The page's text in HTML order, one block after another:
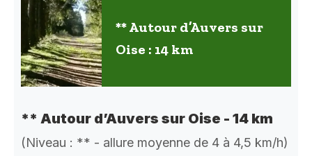
** Autour d’Auvers sur
Oise : 14 km
** Autour d’Auvers sur Oise - 14 km
(Niveau : ** - allure moyenne de 4 à 4,5 km/h)